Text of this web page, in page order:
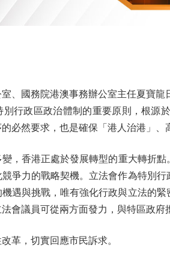
國務院港澳事務辦公室主任夏寶龍
行政區政治體制的重要原則，根源
必然要求，也是確保「港人治港」
香港正處於發展轉型的重大轉折點
爭力的戰略契機。立法會作為特別
遇與挑戰，唯有強化行政與立法的
會議員可從兩方面發力，與特區政府
，切實回應市民訴求。